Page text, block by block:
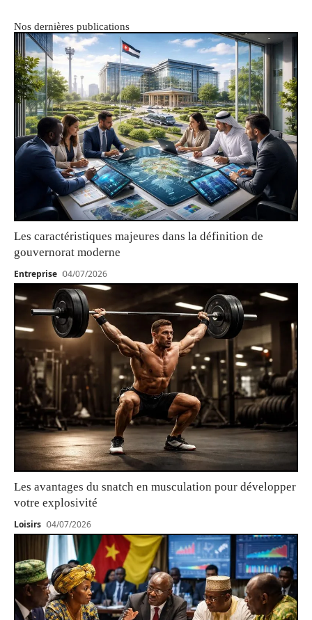
Nos dernières publications
Les caractéristiques majeures dans la définition de
gouvernorat moderne
Entreprise 04/07/2026
Les avantages du snatch en musculation pour développer
votre explosivité
Loisirs 04/07/2026